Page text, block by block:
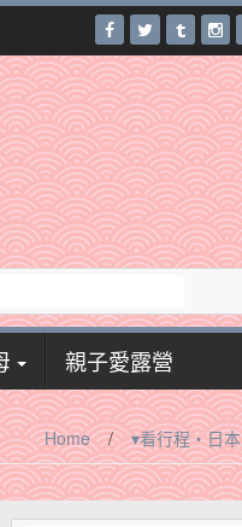
親子愛露營
Home / ▾看行程‧日